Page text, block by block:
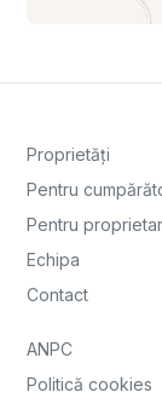
Proprietăți
Pentru
Pentru
Echipa
Contact
ANPC
Politică cookies